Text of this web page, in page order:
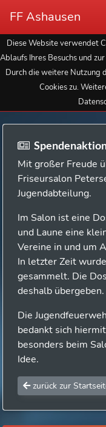
FF Ashausen
Diese Website verwendet
Ablaufs Ihres Besuchs und
Durch die weitere Nutzung
Cookies zu.
Mit großer Freude
Friseursalon
Jugendabteilung.
Im Salon ist eine
und Laune eine
Vereine in und um
In letzter Zeit
gesammelt. Die
deshalb übergeben.
Die
bedankt sich
besonders beim
Idee.
zurück zur